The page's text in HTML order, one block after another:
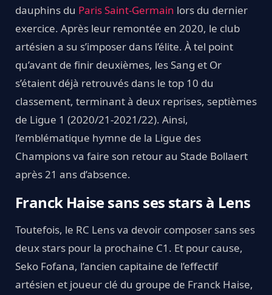
dauphins du Paris Saint-Germain lors du dernier
exercice. Après leur remontée en 2020, le club
artésien a su s’imposer dans l’élite. À tel point
qu’avant de finir deuxièmes, les Sang et Or
s’étaient déjà retrouvés dans le top 10 du
classement, terminant à deux reprises, septièmes
de Ligue 1 (2020/21-2021/22). Ainsi,
l’emblématique hymne de la Ligue des
Champions va faire son retour au Stade Bollaert
après 21 ans d’absence.
Franck Haise sans ses stars à Lens
Toutefois, le RC Lens va devoir composer sans ses
deux stars pour la prochaine C1. Et pour cause,
Seko Fofana, l’ancien capitaine de l’effectif
artésien et joueur clé du groupe de Franck Haise,